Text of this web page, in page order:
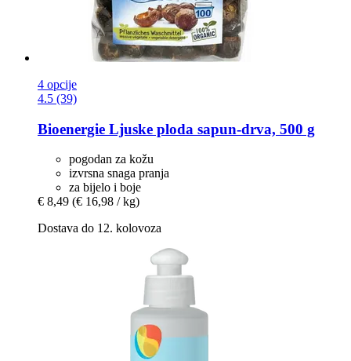
4 opcije
4.5 (39)
Bioenergie Ljuske ploda sapun-​drva, 500 g
pogodan za kožu
izvrsna snaga pranja
za bijelo i boje
€ 8,49 (€ 16,98 / kg)
Dostava do 12. kolovoza